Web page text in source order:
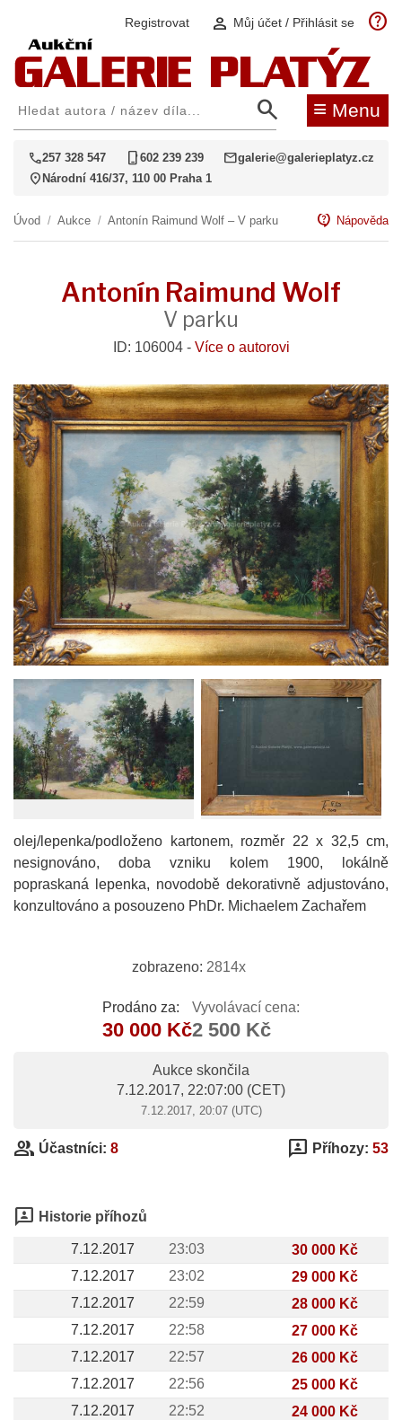
Registrovat person Můj účet / Přihlásit se help
search ≡ Menu
call257 328 547 phone_iphone602 239 239 mailgalerie@galerieplatyz.cz
location_on Národní 416/37, 110 00 Praha 1
Úvod / Aukce / Antonín Raimund Wolf – V parku contact_support Nápověda
Antonín Raimund Wolf
V parku
ID: 106004 - Více o autorovi
olej/lepenka/podloženo kartonem, rozměr 22 x 32,5 cm,
nesignováno, doba vzniku kolem 1900, lokálně
popraskaná lepenka, novodobě dekorativně adjustováno,
konzultováno a posouzeno PhDr. Michaelem Zachařem
zobrazeno: 2814x
Prodáno za:
30 000 Kč
Vyvolávací cena:
2 500 Kč
Aukce skončila
7.12.2017, 22:07:00 (CET)
7.12.2017, 20:07 (UTC)
group Účastníci: 8 3p Příhozy: 53
3p Historie příhozů
7.12.2017 23:03
30 000 Kč
7.12.2017
23:02
29 000 Kč
7.12.2017
22:59
28 000 Kč
7.12.2017
22:58
27 000 Kč
7.12.2017
22:57
26 000 Kč
7.12.2017
22:56
25 000 Kč
7.12.2017
22:52
24 000 Kč